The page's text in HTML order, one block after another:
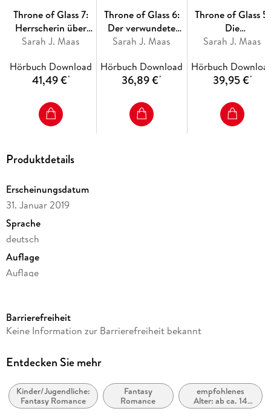
-- Band 6: Der verwundete Krieger
-- Band 7: Herrscherin über Asche und Zorn
Die Reihe ist abgeschlossen.
Throne of Glass 7:
Herrscherin über
Asche und Zorn
Sarah J. Maas
Hörbuch Download
41,49 €*
Throne of Glass 6:
Der verwundete
Krieger
Sarah J. Maas
Hörbuch Download
36,89 €*
Throne of Glass 5:
Die
Sturmbezwingerin
Sarah J. Maas
Hörbuch
39,95 €*
Produktdetails
Erscheinungsdatum
31. Januar 2019
Sprache
deutsch
Auflage
Auflage
Dateigröße
Laufzeit
Altersempfehlung
ab 16 Jahre
Barrierefreiheit
Keine Information zur Barrierefreiheit bekannt
Entdecken Sie mehr
Kinder/Jugendliche:
Fantasy Romance
Fantasy
Romance
empfohlenes
Alter: ab ca. 14
Jahre